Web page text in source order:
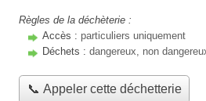
Règles de la déchèterie :
Accès : particuliers uniquement
Déchets : dangereux, non
📞 Appeler cette déchetterie